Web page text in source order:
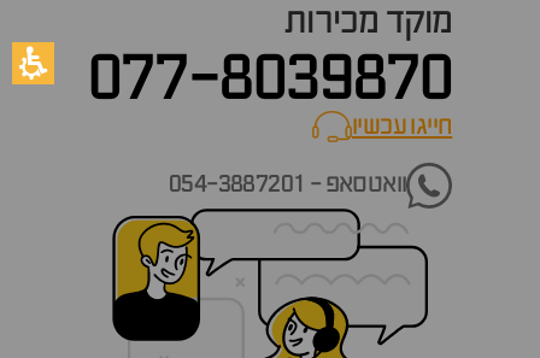
מוקד מכירות
077-8039870
חייגו עכשיוcall now
וואטסאפ - 054-3887201